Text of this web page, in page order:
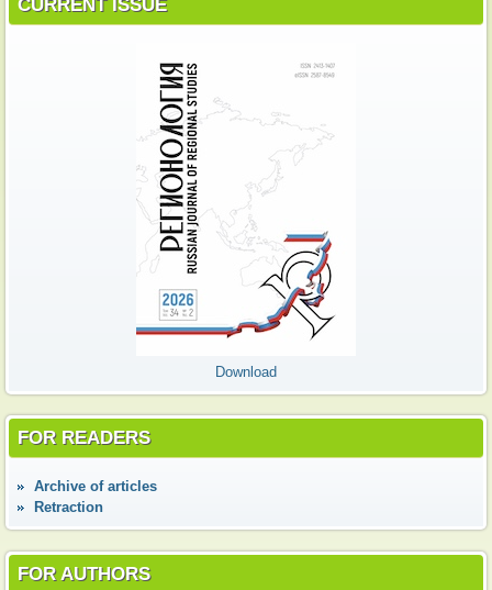
Download
FOR READERS
Аrchive of articles
Retraction
FOR AUTHORS